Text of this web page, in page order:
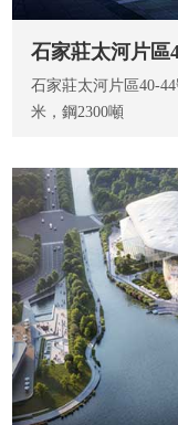
石家莊太河片區
石家莊太河片區40-
米，鋼2300噸